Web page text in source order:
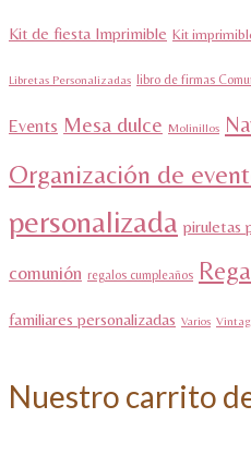
Kit de fiesta Imprimible Kit
Libretas Personalizadas libro de firmas
Events Mesa dulce Molinillos
Organización de
personalizada piruletas
comunión regalos cumpleaños
familiares personalizadas Varios
Nuestro carrito